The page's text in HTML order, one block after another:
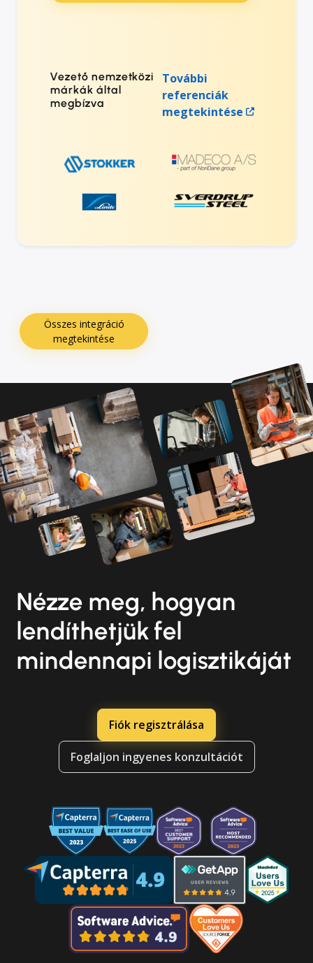
Vezető nemzetközi
márkák által
megbízva
További
referenciák
megtekintése
Összes integráció
megtekintése
Nézze meg, hogyan
lendíthetjük fel
mindennapi logisztikáját
Fiók regisztrálása
Foglaljon ingyenes konzultációt